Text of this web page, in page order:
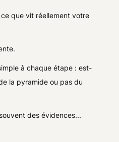
que vit réellement votre
à chaque étape : est-
la pyramide ou pas du
des évidences...